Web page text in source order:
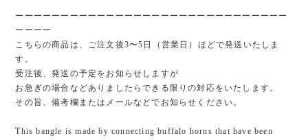
ーーーーーーーーーーーーーーーーーーーーーーーーーーーーーー
ーーーー
こちらの商品は、ご注文後3〜5日（営業日）ほどで発送いたしま
す。
受注後、発送の予定をお知らせしますが
お急ぎの場合などありましたらできる限りの対応をいたします。
その旨、備考欄またはメールなどでお知らせください。
This bangle is made by connecting buffalo horns that have been